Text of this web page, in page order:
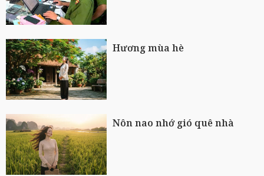
Hương mùa hè
Nôn nao nhớ gió quê nhà